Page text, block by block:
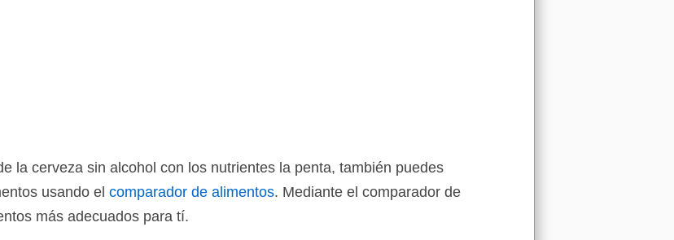
la cerveza sin alcohol con los nutrientes la penta, también puedes
usando el comparador de alimentos. Mediante el comparador de
más adecuados para tí.